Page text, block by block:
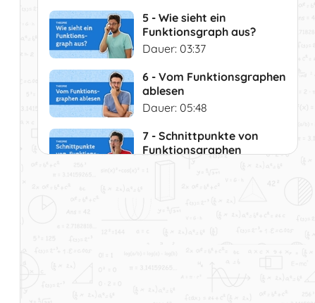
5 - Wie sieht ein
Funktionsgraph aus?
Dauer: 03:37
6 - Vom Funktionsgraphen
ablesen
Dauer: 05:48
7 - Schnittpunkte von
Funktionsgraphen